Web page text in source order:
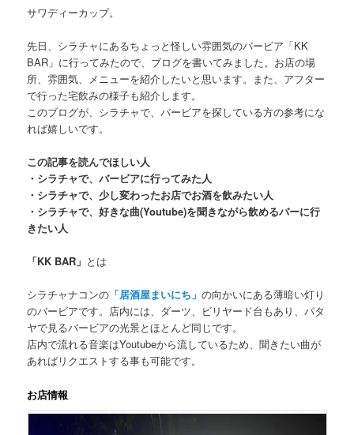
サワディーカップ。
先日、シラチャにあるちょっと怪しい雰囲気のバービア「KK
BAR」 に行ってみたので、ブログを書いてみました。お店の場
所、雰囲気、メニューを紹介したいと思います。また、アフター
で行った宅飲みの様子も紹介します。
このブログが、シラチャで、バービアを探している方の参考にな
れば嬉しいです。
この記事を読んでほしい人
・シラチャで、バービアに行ってみた人
・シラチャで、少し変わったお店でお酒を飲みたい人
・シラチャで、好きな曲(Youtube)を聞きながら飲めるバーに行
きたい人
「KK BAR」 とは
シラチャナコンの 「居酒屋まいにち」の向かいにある薄暗い灯り
のバービアです。店内には、ダーツ、ビリヤード台もあり、パタ
ヤで見るバービアの光景とほとんど同じです。
店内で流れる音楽はYoutubeから流しているため、聞きたい曲が
あればリクエストする事も可能です。
お店情報